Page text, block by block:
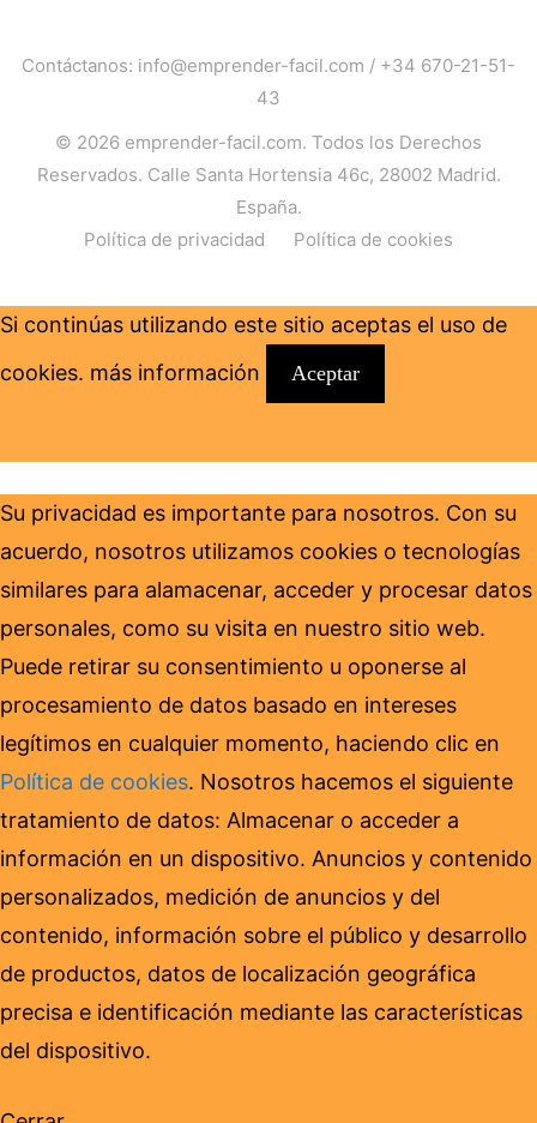
Contáctanos: info@emprender-facil.com / +34 670-21-51-
43
© 2026 emprender-facil.com. Todos los Derechos
Reservados. Calle Santa Hortensia 46c, 28002 Madrid.
España.
Política de privacidad
Política de cookies
Si continúas utilizando este sitio aceptas el uso de
cookies. más información Aceptar
Su privacidad es importante para nosotros. Con su
acuerdo, nosotros utilizamos cookies o tecnologías
similares para alamacenar, acceder y procesar datos
personales, como su visita en nuestro sitio web.
Puede retirar su consentimiento u oponerse al
procesamiento de datos basado en intereses
legítimos en cualquier momento, haciendo clic en
Política de cookies. Nosotros hacemos el siguiente
tratamiento de datos: Almacenar o acceder a
información en un dispositivo. Anuncios y contenido
personalizados, medición de anuncios y del
contenido, información sobre el público y desarrollo
de productos, datos de localización geográfica
precisa e identificación mediante las características
del dispositivo.